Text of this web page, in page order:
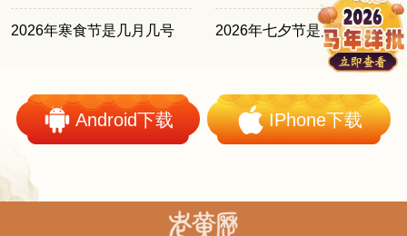
2026年寒食节是几月几号 2026年七夕节是几月几号
Android下载 IPhone下载